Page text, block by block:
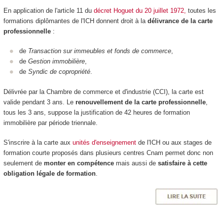
En application de l'article 11 du décret Hoguet du 20 juillet 1972, toutes les
formations diplômantes de l'ICH donnent droit à la délivrance de la carte
professionnelle:
de Transaction sur immeubles et fonds de commerce,
de Gestion immobilière,
de Syndic de copropriété.
Délivrée par la Chambre de commerce et d'industrie (CCI), la carte est
valide pendant 3 ans. Le renouvellement de la carte professionnelle,
tous les 3 ans, suppose la justification de 42 heures de formation
immobilière par période triennale.
S'inscrire à la carte aux unités d'enseignementde l'ICH ou aux stages de
formation courte proposés dans plusieurs centres Cnam permet donc non
seulement de monter en compétencemais aussi de satisfaire à cette
obligation légale de formation.